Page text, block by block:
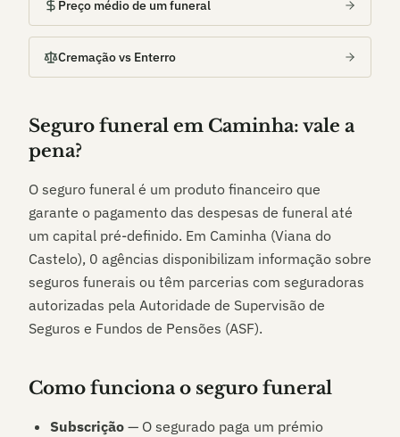
Preço médio de um funeral
Cremação vs Enterro
Seguro funeral em Caminha: vale a
pena?
O seguro funeral é um produto financeiro que
garante o pagamento das despesas de funeral até
um capital pré-definido. Em Caminha (Viana do
Castelo), 0 agências disponibilizam informação sobre
seguros funerais ou têm parcerias com seguradoras
autorizadas pela Autoridade de Supervisão de
Seguros e Fundos de Pensões (ASF).
Como funciona o seguro funeral
Subscrição — O segurado paga um prémio